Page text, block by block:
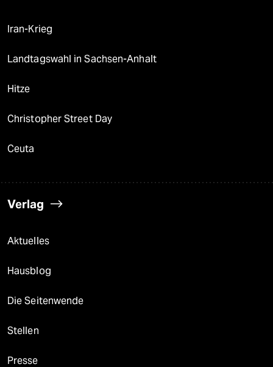
Iran-Krieg
Landtagswahl in Sachsen-Anhalt
Hitze
Christopher Street Day
Ceuta
Verlag
Aktuelles
Hausblog
Die Seitenwende
Stellen
Presse